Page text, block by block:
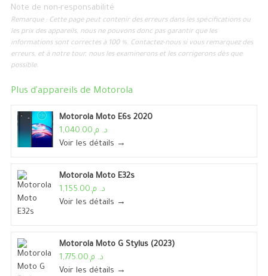
Note de non-responsabilité
Remarque : Cette page peut contenir des erreurs dans les spécifications ou
les prix des appareils, nous ne pouvons donc pas garantir que les
informations sont correctes à 100 %. Contactez-nous si vous remarquez des
erreurs, et à notre tour, nous les examinerons et les corrigerons dès que
possible.
Plus d'appareils de Motorola
Motorola Moto E6s 2020
د. م.1,040.00
Voir les détails →
Motorola Moto E32s
د. م.1,155.00
Voir les détails →
Motorola Moto G Stylus (2023)
د. م.1,775.00
Voir les détails →